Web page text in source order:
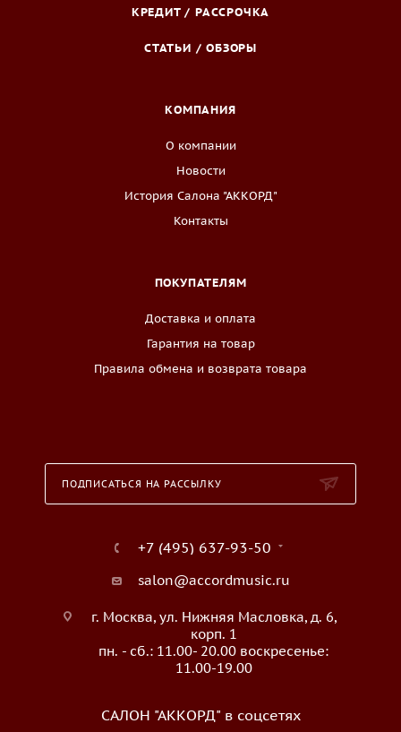
КРЕДИТ / РАССРОЧКА
СТАТЬИ / ОБЗОРЫ
КОМПАНИЯ
О компании
Новости
История Салона "АККОРД"
Контакты
ПОКУПАТЕЛЯМ
Доставка и оплата
Гарантия на товар
Правила обмена и возврата товара
ПОДПИСАТЬСЯ НА РАССЫЛКУ
+7 (495) 637-93-50
salon@accordmusic.ru
г. Москва, ул. Нижняя Масловка, д. 6,
корп. 1
пн. - сб.: 11.00- 20.00 воскресенье:
11.00-19.00
САЛОН "АККОРД" в соцсетях